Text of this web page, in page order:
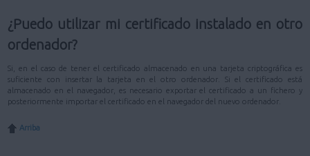
¿Puedo utilizar mi certificado instalado en otro
ordenador?
Si, en el caso de tener el certificado almacenado en una tarjeta criptográfica es
suficiente con insertar la tarjeta en el otro ordenador. Si el certificado está
almacenado en el navegador, es necesario exportar el certificado a un fichero y
posteriormente importar el certificado en el navegador del nuevo ordenador.
Arriba